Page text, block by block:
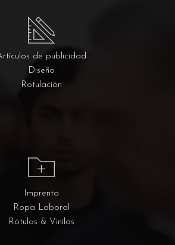
de publicidad
Diseño
Rotulación
Imprenta
Ropa Laboral
Rótulos & Vinilos